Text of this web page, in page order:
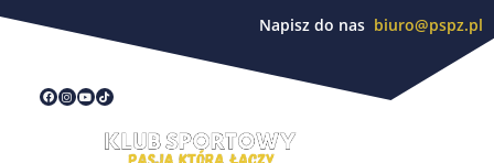
Napisz do nas biuro@pspz.pl